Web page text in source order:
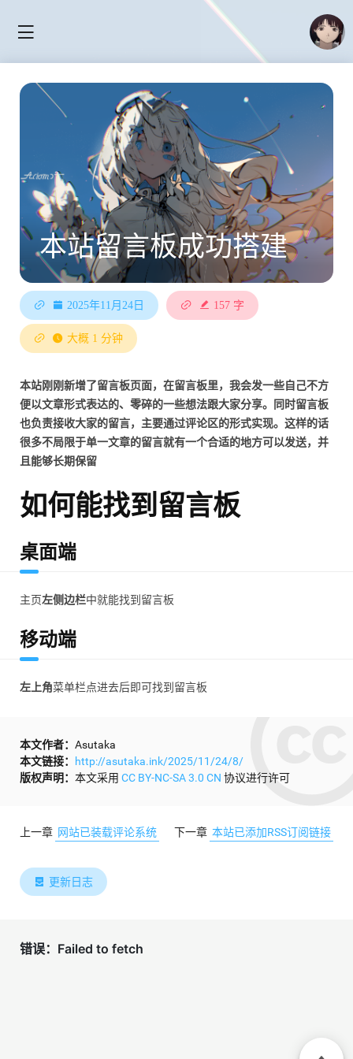
本站留言板成功搭建
2025年11月24日 157 字
大概 1 分钟
本站刚刚新增了留言板页面，在留言板里，我会发一些自己不方
便以文章形式表达的、零碎的一些想法跟大家分享。同时留言板
也负责接收大家的留言，主要通过评论区的形式实现。这样的话
很多不局限于单一文章的留言就有一个合适的地方可以发送，并
且能够长期保留
如何能找到留言板
桌面端
主页左侧边栏中就能找到留言板
移动端
左上角菜单栏点进去后即可找到留言板
本文作者： Asutaka
本文链接：
http://asutaka.ink/2025/11/24/8/
版权声明： 本文采用 CC BY-NC-SA 3.0 CN 协议进行许可
上一章 网站已装载评论系统 下一章 本站已添加RSS订阅链接
更新日志